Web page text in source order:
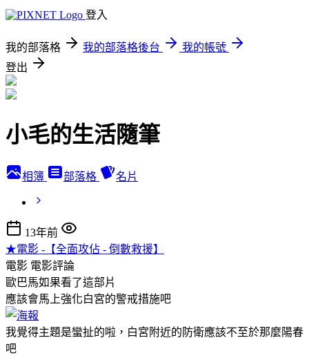
登入
我的部落格 我的部落格後台
我的帳號
登出
小毛的生活隨筆
相簿 部落格 名片
13年前
★電影 -【全面攻佔 - 倒數救援】
電影 電影評論
歐巴馬如果看了這部片
應該會馬上強化白宮的警戒措施吧
我覺得主題是蠻扯的啦，白宮附近的防衛應該不至於那麼陽春
吧